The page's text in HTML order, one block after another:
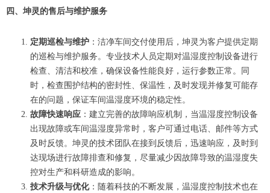
四、坤灵的售后与维护服务
定期巡检与维护 ：洁净车间交付使用后，坤灵为客户提供定期
的巡检与维护服务。专业技术人员定期对温湿度控制设备进行
检查、清洁和校准，确保设备性能良好，运行参数正常。同
时，检查围护结构的密封性、保温性，及时发现并修复可能存
在的问题，保证车间温湿度环境的稳定性。
故障快速响应 ：建立完善的故障响应机制，当温湿度控制设备
出现故障或车间温湿度异常时，客户可通过电话、邮件等方式
及时反馈。坤灵的技术团队在接到反馈后，迅速响应，及时到
达现场进行故障排查和修复，尽量减少因故障导致的温湿度失
控对生产和科研造成的影响。
技术升级与优化：随着科技的不断发展，温湿度控制技术也在